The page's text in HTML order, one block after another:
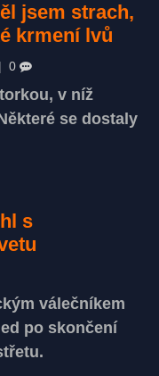
jsem strach,
krmení lvů
0
v níž
se dostaly
s
válečníkem
po skončení